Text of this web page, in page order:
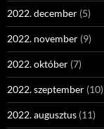
2022. december (5)
2022. november (9)
2022. október (7)
2022. szeptember (10)
2022. augusztus (11)